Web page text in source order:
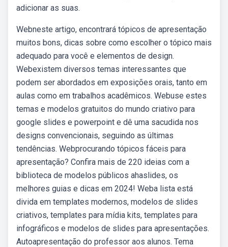
adicionar as suas.
Webneste artigo, encontrará tópicos de apresentação
muitos bons, dicas sobre como escolher o tópico mais
adequado para você e elementos de design.
Webexistem diversos temas interessantes que
podem ser abordados em exposições orais, tanto em
aulas como em trabalhos acadêmicos. Webuse estes
temas e modelos gratuitos do mundo criativo para
google slides e powerpoint e dê uma sacudida nos
designs convencionais, seguindo as últimas
tendências. Webprocurando tópicos fáceis para
apresentação? Confira mais de 220 ideias com a
biblioteca de modelos públicos ahaslides, os
melhores guias e dicas em 2024! Weba lista está
divida em templates modernos, modelos de slides
criativos, templates para mídia kits, templates para
infográficos e modelos de slides para apresentações.
Autoapresentação do professor aos alunos. Tema